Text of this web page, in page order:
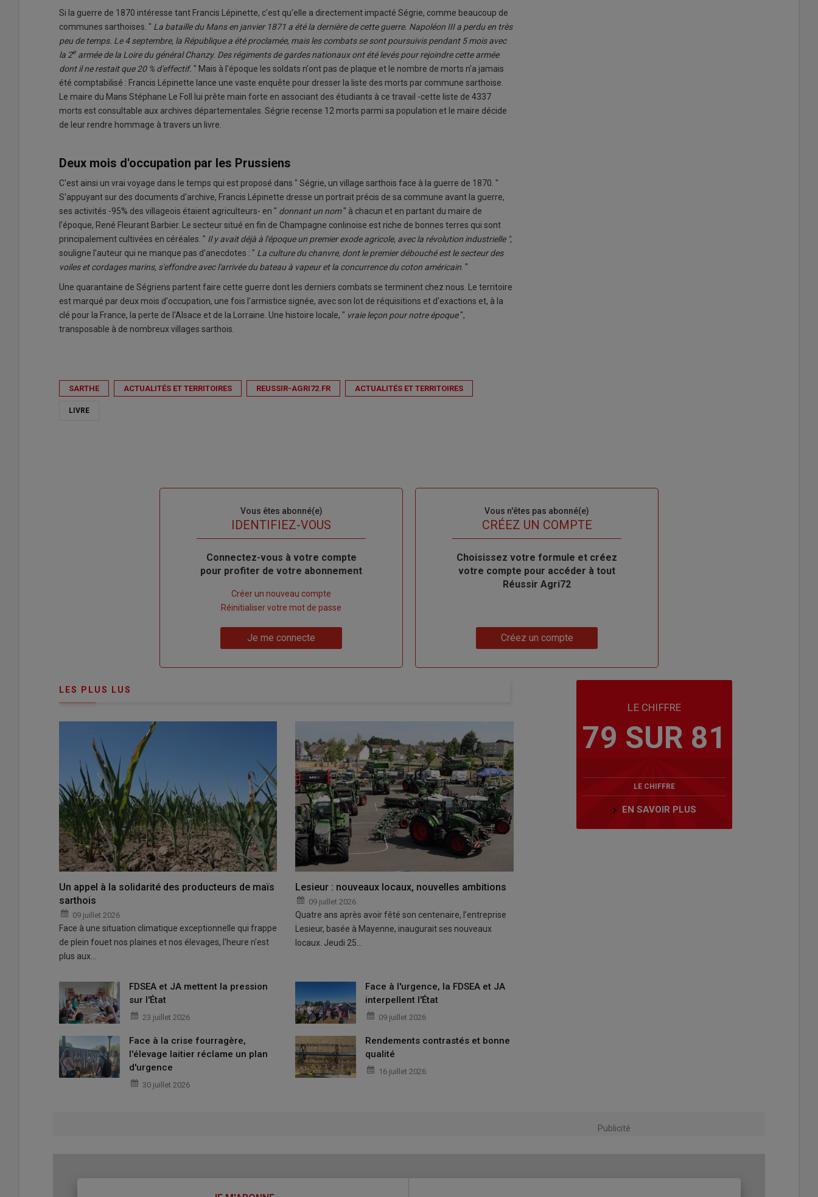
Si la guerre de 1870 intéresse tant Francis Lépinette, c'est qu'elle a directement impacté Ségrie, comme beaucoup de
communes sarthoises. " La bataille du Mans en janvier 1871 a été la dernière de cette guerre. Napoléon III a perdu en très
peu de temps. Le 4 septembre, la République a été proclamée, mais les combats se sont poursuivis pendant 5 mois avec
la 2e armée de la Loire du général Chanzy. Des régiments de gardes nationaux ont été levés pour rejoindre cette armée
dont il ne restait que 20 % d'effectif. " Mais à l'époque les soldats n'ont pas de plaque et le nombre de morts n'a jamais
été comptabilisé : Francis Lépinette lance une vaste enquête pour dresser la liste des morts par commune sarthoise.
Le maire du Mans Stéphane Le Foll lui prête main forte en associant des étudiants à ce travail -cette liste de 4337
morts est consultable aux archives départementales. Ségrie recense 12 morts parmi sa population et le maire décide
de leur rendre hommage à travers un livre.
Deux mois d'occupation par les Prussiens
C'est ainsi un vrai voyage dans le temps qui est proposé dans " Ségrie, un village sarthois face à la guerre de 1870. "
S'appuyant sur des documents d'archive, Francis Lépinette dresse un portrait précis de sa commune avant la guerre,
ses activités -95% des villageois étaient agriculteurs- en " donnant un nom" à chacun et en partant du maire de
l'époque, René Fleurant Barbier. Le secteur situé en fin de Champagne conlinoise est riche de bonnes terres qui sont
principalement cultivées en céréales. " Il y avait déjà à l'époque un premier exode agricole, avec la révolution industrielle ",
souligne l'auteur qui ne manque pas d'anecdotes : " La culture du chanvre, dont le premier débouché est le secteur des
voiles et cordages marins, s'effondre avec l'arrivée du bateau à vapeur et la concurrence du coton américain . "
Une quarantaine de Ségriens partent faire cette guerre dont les derniers combats se terminent chez nous. Le territoire
est marqué par deux mois d'occupation, une fois l'armistice signée, avec son lot de réquisitions et d'exactions et, à la
clé pour la France, la perte de l'Alsace et de la Lorraine. Une histoire locale, " vraie leçon pour notre époque",
transposable à de nombreux villages sarthois.
SARTHE ACTUALITÉS ET TERRITOIRES REUSSIR-AGRI72.FR ACTUALITÉS ET TERRITOIRES
LIVRE
Vous êtes abonné(e)
IDENTIFIEZ-VOUS
Body
Connectez-vous à votre compte
pour profiter de votre abonnement
compte"
Créer un nouveau compte
Réinitialiser votre mot de passe
Je me connecte
Vous n'êtes pas abonné(e)
TITRECRÉEZ UN COMPTE
Body
Choisissez votre formule et créez
votre compte pour accéder à tout
Réussir Agri72
Créez un compte
LES PLUS LUS
Un appel à la solidarité des producteurs de maïs
sarthois
09 juillet 2026
Face à une situation climatique exceptionnelle qui frappe
de plein fouet nos plaines et nos élevages, l'heure n'est
plus aux…
Lesieur : nouveaux locaux, nouvelles ambitions
09 juillet 2026
Quatre ans après avoir fêté son centenaire, l’entreprise
Lesieur, basée à Mayenne, inaugurait ses nouveaux
locaux. Jeudi 25…
FDSEA et JA mettent la pression
sur l'État
23 juillet 2026
Face à l'urgence, la FDSEA et JA
interpellent l'État
09 juillet 2026
Face à la crise fourragère,
l'élevage laitier réclame un plan
d'urgence
30 juillet 2026
Rendements contrastés et bonne
qualité
16 juillet 2026
LE CHIFFRE
79 SUR 81
LE CHIFFRE
EN SAVOIR PLUS
Publicité